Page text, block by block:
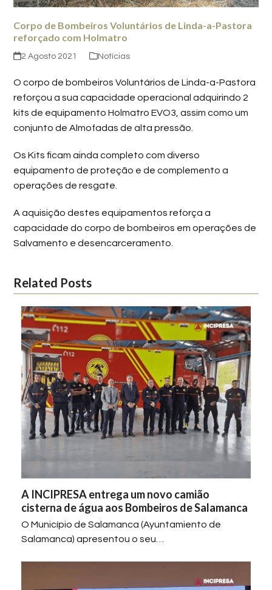
Corpo de Bombeiros Voluntários de Linda-a-Pastora
reforçado com Holmatro
2 Agosto 2021 Notícias
O corpo de bombeiros Voluntários de Linda-a-Pastora
reforçou a sua capacidade operacional adquirindo 2
kits de equipamento Holmatro EVO3, assim como um
conjunto de Almofadas de alta pressão.
Os Kits ficam ainda completo com diverso
equipamento de proteção e de complemento a
operações de resgate.
A aquisição destes equipamentos reforça a
capacidade do corpo de bombeiros em operações de
Salvamento e desencarceramento.
Related Posts
A INCIPRESA entrega um novo camião
cisterna de água aos Bombeiros de Salamanca
O Município de Salamanca (Ayuntamiento de
Salamanca) apresentou o seu…